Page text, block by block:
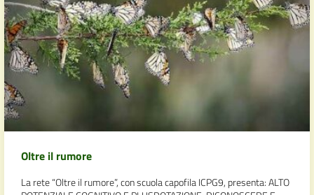
Oltre il rumore
La rete “Oltre il rumore”, con scuola capofila ICPG9, presenta: ALTO